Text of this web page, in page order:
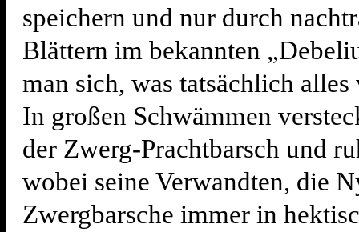
speichern und nur durch
Blättern im bekannten
man sich, was tatsächlich alles
In großen Schwämmen
der Zwerg-Prachtbarsch und
wobei seine Verwandten, die
Zwergbarsche immer in